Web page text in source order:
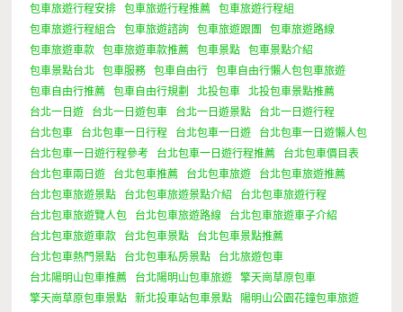
包車旅遊行程安排
包車旅遊行程推薦
包車旅遊行程組
包車旅遊行程組合
包車旅遊諮詢 包車旅遊跟團
包車旅遊路線
包車旅遊車款
包車旅遊車款推薦 包車景點
包車景點介紹
包車景點台北
包車服務 包車自由行
包車自由行懶人包包車旅遊
包車自由行推薦
包車自由行規劃 北投包車
北投包車景點推薦
台北一日遊
台北一日遊包車 台北一日遊景點
台北一日遊行程
台北包車
台北包車一日行程 台北包車一日遊
台北包車一日遊懶人包
台北包車一日遊行程參考
台北包車一日遊行程推薦
台北包車價目表
台北包車兩日遊
台北包車推薦 台北包車旅遊
台北包車旅遊推薦
台北包車旅遊景點
台北包車旅遊景點介紹
台北包車旅遊行程
台北包車旅遊覽人包
台北包車旅遊路線
台北包車旅遊車子介紹
台北包車旅遊車款
台北包車景點
台北包車景點推薦
台北包車熱門景點
台北包車私房景點
台北旅遊包車
台北陽明山包車推薦
台北陽明山包車旅遊
擎天崗草原包車
擎天崗草原包車景點
新北投車站包車景點
陽明山公園花鐘包車旅遊